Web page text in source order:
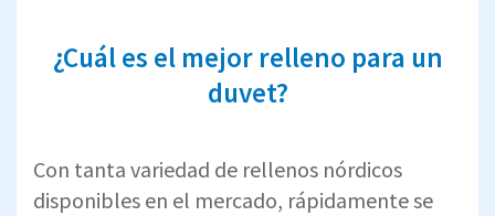
¿Cuál es el mejor relleno para un
duvet?
Con tanta variedad de rellenos nórdicos
disponibles en el mercado, rápidamente se